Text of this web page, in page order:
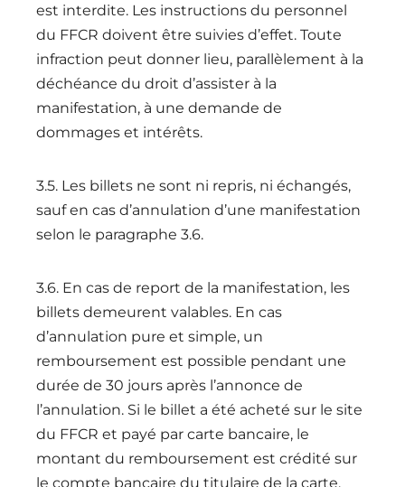
est interdite. Les instructions du personnel
du FFCR doivent être suivies d’effet. Toute
infraction peut donner lieu, parallèlement à la
déchéance du droit d’assister à la
manifestation, à une demande de
dommages et intérêts.
3.5. Les billets ne sont ni repris, ni échangés,
sauf en cas d’annulation d’une manifestation
selon le paragraphe 3.6.
3.6. En cas de report de la manifestation, les
billets demeurent valables. En cas
d’annulation pure et simple, un
remboursement est possible pendant une
durée de 30 jours après l’annonce de
l’annulation. Si le billet a été acheté sur le site
du FFCR et payé par carte bancaire, le
montant du remboursement est crédité sur
le compte bancaire du titulaire de la carte.